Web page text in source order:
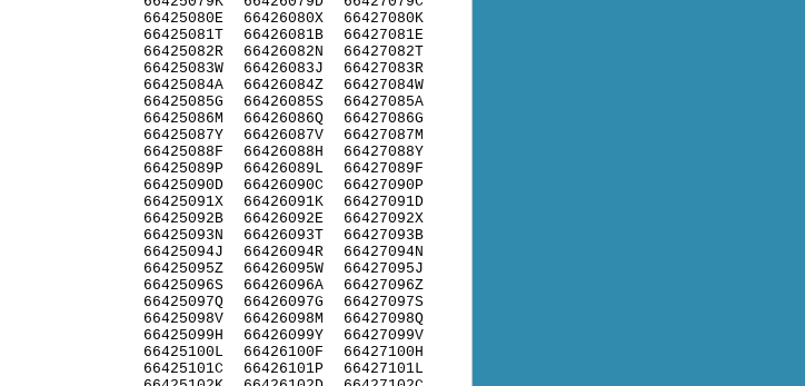
66425080E
66425081T
66425082R
66425083W
66425084A
66425085G
66425086M
66425087Y
66425088F
66425089P
66425090D
66425091X
66425092B
66425093N
66425094J
66425095Z
66425096S
66425097Q
66425098V
66425099H
66425100L
66425101C
66426080X
66426081B
66426082N
66426083J
66426084Z
66426085S
66426086Q
66426087V
66426088H
66426089L
66426090C
66426091K
66426092E
66426093T
66426094R
66426095W
66426096A
66426097G
66426098M
66426099Y
66426100F
66426101P
66427080K
66427081E
66427082T
66427083R
66427084W
66427085A
66427086G
66427087M
66427088Y
66427089F
66427090P
66427091D
66427092X
66427093B
66427094N
66427095J
66427096Z
66427097S
66427098Q
66427099V
66427100H
66427101L